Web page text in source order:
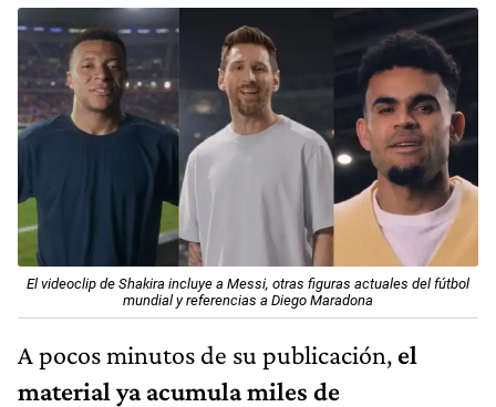
El videoclip de Shakira incluye a Messi, otras figuras actuales del fútbol
mundial y referencias a Diego Maradona
A pocos minutos de su publicación, el
material ya acumula miles de